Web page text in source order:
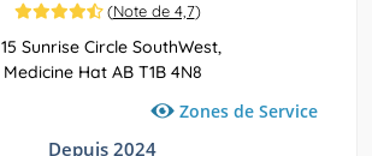
(Note de 4,7)
15 Sunrise Circle SouthWest,
Medicine Hat AB T1B 4N8
Zones de Service
Depuis 2024